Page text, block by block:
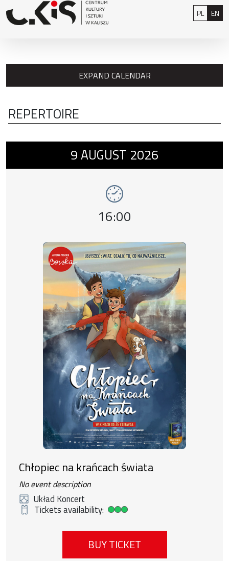
Skip to content
PL Polski
EN
EXPAND CALENDAR
REPERTOIRE
Event number 1: Chłopiec na krańcach
9AUGUST 2026
Event time,
16:00
Chłopiec na krańcach świata
No event description
Układ Koncert
Tickets availability:
High ticket availability
BUY TICKET